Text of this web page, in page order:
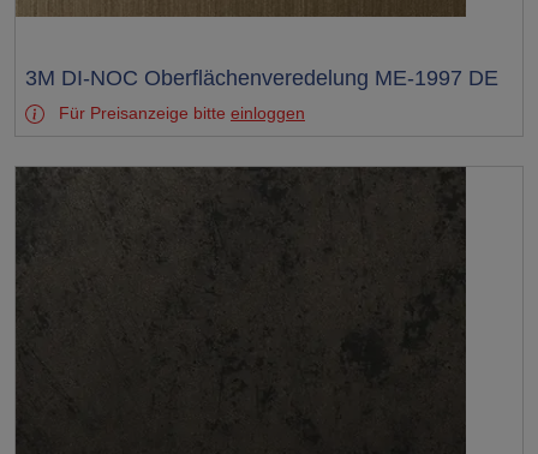
Test
3M DI-NOC Oberflächenveredelung ME-1997 DE
Für Preisanzeige bitte einloggen